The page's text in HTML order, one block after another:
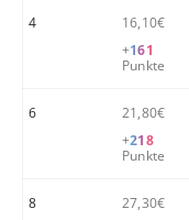
4
16,10€
+161
Punkte
6
21,80€
+218
Punkte
8
27,30€